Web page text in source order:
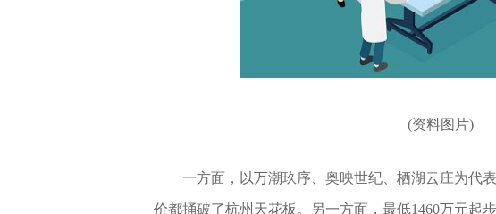
(资料图片)
一方面，以万潮玖序、奥映世纪、栖湖云庄为代
价都捅破了杭州天花板。另一方面，最低1460万元起